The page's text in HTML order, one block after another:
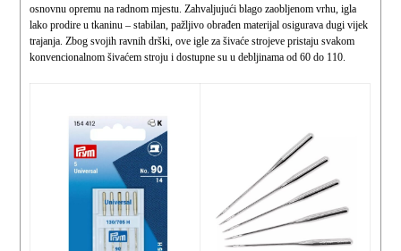
osnovnu opremu na radnom mjestu. Zahvaljujući blago zaobljenom vrhu, igla
lako prodire u tkaninu – stabilan, pažljivo obrađen materijal osigurava dugi vijek
trajanja. Zbog svojih ravnih drški, ove igle za šivaće strojeve pristaju svakom
konvencionalnom šivaćem stroju i dostupne su u debljinama od 60 do 110.